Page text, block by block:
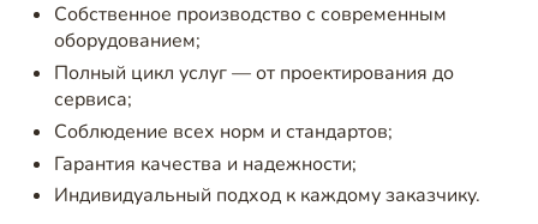
Собственное производство с современным
оборудованием;
Полный цикл услуг — от проектирования до
сервиса;
Соблюдение всех норм и стандартов;
Гарантия качества и надежности;
Индивидуальный подход к каждому заказчику.